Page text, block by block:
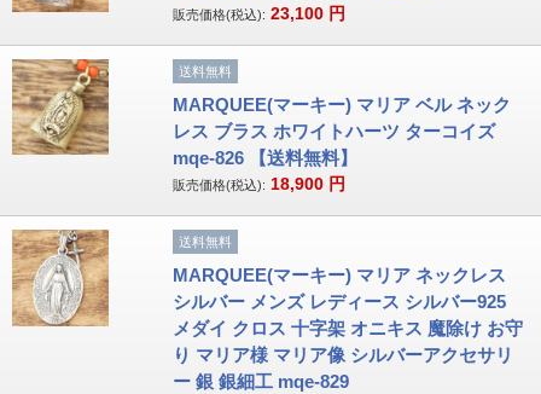
販売価格(税込): 23,100 円
送料無料
MARQUEE(マーキー) マリア ベル ネック
レス ブラス ホワイトハーツ ターコイズ
mqe-826 【送料無料】
販売価格(税込): 18,900 円
送料無料
MARQUEE(マーキー) マリア ネックレス
シルバー メンズ レディース シルバー925
メダイ クロス 十字架 オニキス 魔除け お守
り マリア様 マリア像 シルバーアクセサリ
ー 銀 銀細工 mqe-829